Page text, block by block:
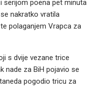
serijom poena pet minuta
nakratko vratila
polaganjem Vrapca za
s dvije vezane trice
nade za BiH pojavio se
pogodio tricu za